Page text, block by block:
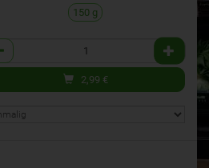
150 g
2,99 €